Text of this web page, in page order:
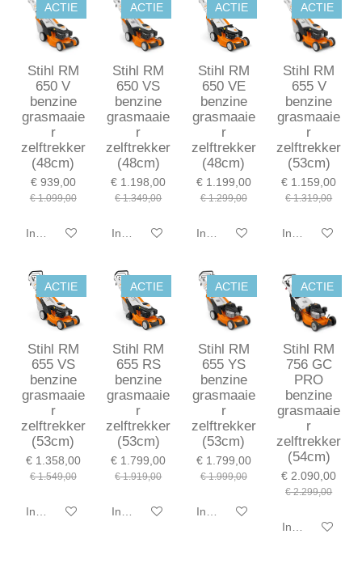
ACTIE
Stihl RM
650 V
benzine
grasmaaie
r
zelftrekker
(48cm)
€ 939,00
€ 1.099,00
In winkelwagen
ACTIE
Stihl RM
650 VS
benzine
grasmaaie
r
zelftrekker
(48cm)
€ 1.198,00
€ 1.349,00
In winkelwagen
ACTIE
Stihl RM
650 VE
benzine
grasmaaie
r
zelftrekker
(48cm)
€ 1.199,00
€ 1.299,00
In winkelwagen
ACTIE
Stihl RM
655 V
benzine
grasmaaie
r
zelftrekker
(53cm)
€ 1.159,00
€ 1.319,00
In winkelwagen
ACTIE
Stihl RM
655 VS
benzine
grasmaaie
r
zelftrekker
(53cm)
€ 1.358,00
€ 1.549,00
In winkelwagen
ACTIE
Stihl RM
655 RS
benzine
grasmaaie
r
zelftrekker
(53cm)
€ 1.799,00
€ 1.919,00
In winkelwagen
ACTIE
Stihl RM
655 YS
benzine
grasmaaie
r
zelftrekker
(53cm)
€ 1.799,00
€ 1.999,00
In winkelwagen
ACTIE
Stihl RM
756 GC
PRO
benzine
grasmaaie
r
zelftrekker
(54cm)
€ 2.090,00
€ 2.299,00
In winkelwagen